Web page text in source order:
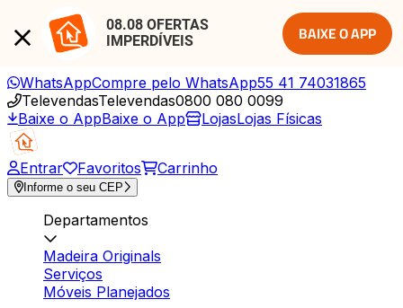
08.08 OFERTAS
IMPERDÍVEIS
BAIXE O APP
WhatsAppCompre pelo WhatsApp55 41 74031865
TelevendasTelevendas0800 080 0099
Baixe o AppBaixe o App LojasLojas Físicas
Entrar Favoritos Carrinho
Informe o seu CEP
Departamentos
Madeira Originals
Serviços
Móveis Planejados